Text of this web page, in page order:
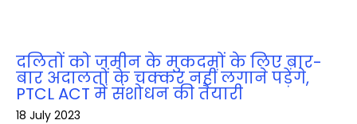
दलितों को जमीन के मुकदमों के लिए बार-
बार अदालतों के चक्‍कर नहीं लगाने पड़ेंगे,
PTCL ACT में संशोधन की तैयारी
18 July 2023